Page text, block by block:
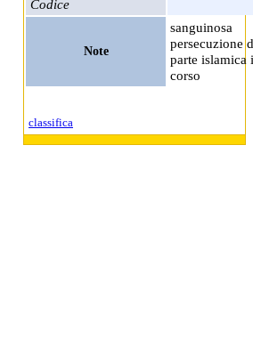
Codice
Note
sanguinosa
persecuzione
parte islamica
corso
classifica